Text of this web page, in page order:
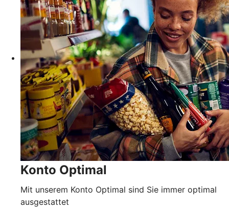
Konto Optimal
Mit unserem Konto Optimal sind Sie immer optimal
ausgestattet